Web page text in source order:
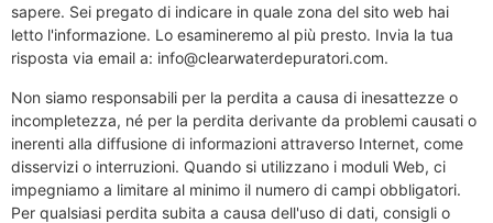
sapere. Sei pregato di indicare in quale zona del sito web hai
letto l'informazione. Lo esamineremo al più presto. Invia la tua
risposta via email a: info@clearwaterdepuratori.com.
Non siamo responsabili per la perdita a causa di inesattezze o
incompletezza, né per la perdita derivante da problemi causati o
inerenti alla diffusione di informazioni attraverso Internet, come
disservizi o interruzioni. Quando si utilizzano i moduli Web, ci
impegniamo a limitare al minimo il numero di campi obbligatori.
Per qualsiasi perdita subita a causa dell'uso di dati, consigli o